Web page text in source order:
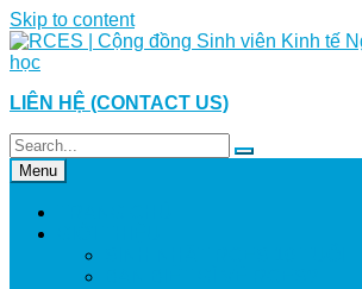
Skip to content
LIÊN HỆ (CONTACT US)
Menu